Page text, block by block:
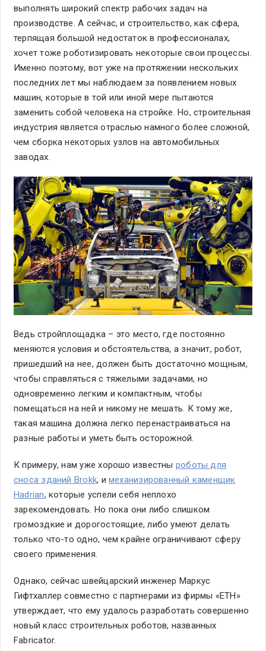
выполнять широкий спектр рабочих задач на
производстве. А сейчас, и строительство, как сфера,
терпящая большой недостаток в профессионалах,
хочет тоже роботизировать некоторые свои процессы.
Именно поэтому, вот уже на протяжении нескольких
последних лет мы наблюдаем за появлением новых
машин, которые в той или иной мере пытаются
заменить собой человека на стройке. Но, строительная
индустрия является отраслью намного более сложной,
чем сборка некоторых узлов на автомобильных
заводах.
Ведь стройплощадка – это место, где постоянно
меняются условия и обстоятельства, а значит, робот,
пришедший на нее, должен быть достаточно мощным,
чтобы справляться с тяжелыми задачами, но
одновременно легким и компактным, чтобы
помещаться на ней и никому не мешать. К тому же,
такая машина должна легко перенастраиваться на
разные работы и уметь быть осторожной.
К примеру, нам уже хорошо известны роботы для
сноса зданий Brokk, и механизированный каменщик
Hadrian, которые успели себя неплохо
зарекомендовать. Но пока они либо слишком
громоздкие и дорогостоящие, либо умеют делать
только что-то одно, чем крайне ограничивают сферу
своего применения.
Однако, сейчас швейцарский инженер Маркус
Гифтхаллер совместно с партнерами из фирмы «ETH»
утверждает, что ему удалось разработать совершенно
новый класс строительных роботов, названных
Fabricator.